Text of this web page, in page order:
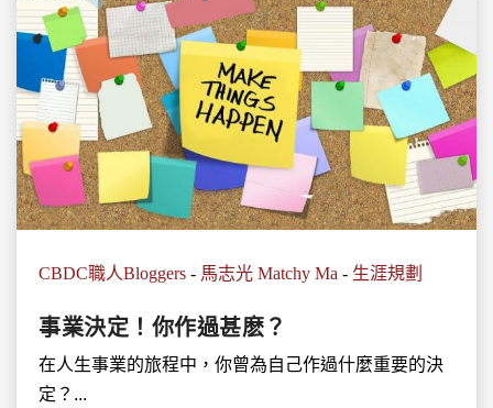
CBDC職人Bloggers - 馬志光 Matchy Ma - 生涯規劃
事業決定！你作過甚麽？
在人生事業的旅程中，你曾為自己作過什麼重要的決
定？...